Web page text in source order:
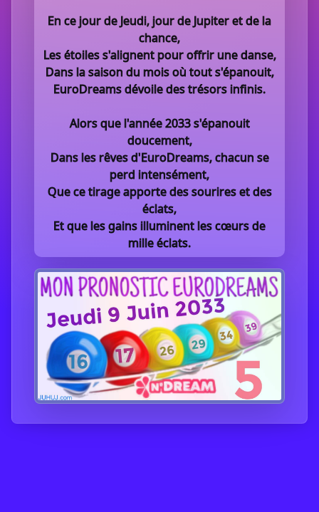
En ce jour de Jeudi, jour de Jupiter et de la
chance,
Les étoiles s'alignent pour offrir une danse,
Dans la saison du mois où tout s'épanouit,
EuroDreams dévoile des trésors infinis.
Alors que l'année 2033 s'épanouit
doucement,
Dans les rêves d'EuroDreams, chacun se
perd intensément,
Que ce tirage apporte des sourires et des
éclats,
Et que les gains illuminent les cœurs de
mille éclats.